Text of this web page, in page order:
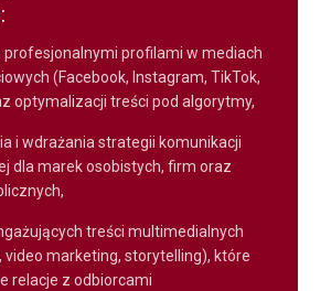
profilami w mediach
(Facebook, Instagram, TikTok,
optymalizacji treści pod algorytmy,
i wdrażania strategii komunikacji
dla marek osobistych, firm oraz
treści multimedialnych
video marketing, storytelling), które
relacje z odbiorcami